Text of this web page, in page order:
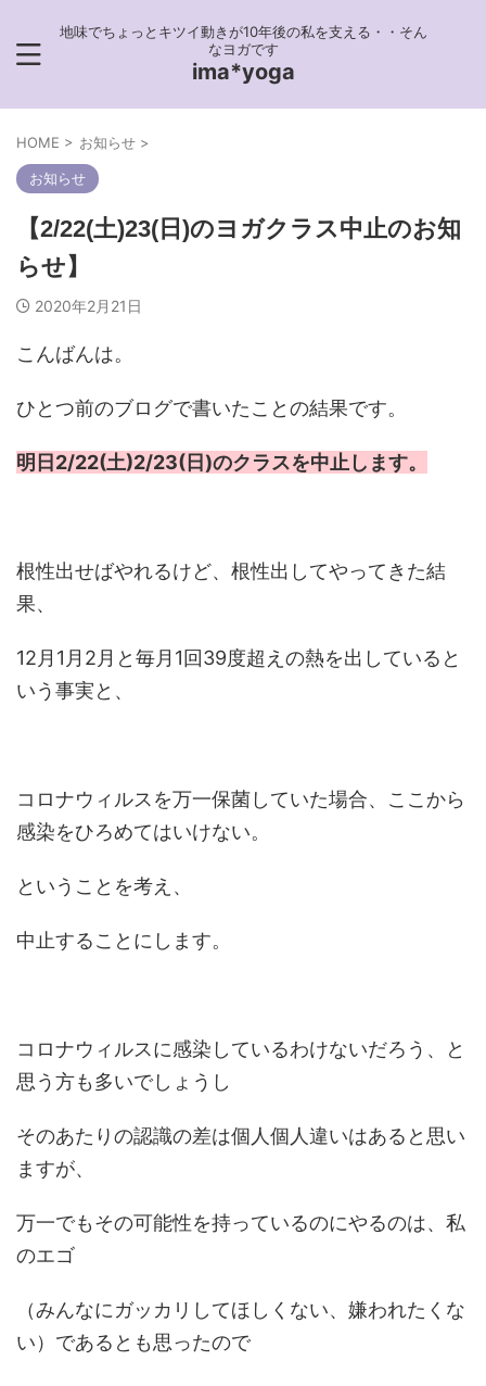
地味でちょっとキツイ動きが10年後の私を支える・・そん
なヨガです
ima*yoga
HOME > お知らせ >
お知らせ
【2/22(土)23(日)のヨガクラス中止のお知
らせ】
2020年2月21日
こんばんは。
ひとつ前のブログで書いたことの結果です。
明日2/22(土)2/23(日)のクラスを中止します。
根性出せばやれるけど、根性出してやってきた結
果、
12月1月2月と毎月1回39度超えの熱を出していると
いう事実と、
コロナウィルスを万一保菌していた場合、ここから
感染をひろめてはいけない。
ということを考え、
中止することにします。
コロナウィルスに感染しているわけないだろう、と
思う方も多いでしょうし
そのあたりの認識の差は個人個人違いはあると思い
ますが、
万一でもその可能性を持っているのにやるのは、私
のエゴ
（みんなにガッカリしてほしくない、嫌われたくな
い）であるとも思ったので